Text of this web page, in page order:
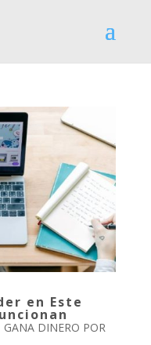
en Este
GANA DINERO POR